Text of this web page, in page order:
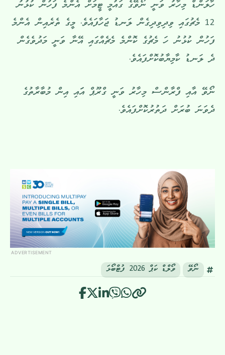
ހާލަންޑް މިހާރު ވަނީ ނޯވޭގެ ގައުމީ ޓީމަށް އެންމެ ފަހުން ކުޅުނު
12 މެޗުގައި ވިދިވިދިގެން ލަނޑު ޖަހާފައެވެ. މީގެ ތެރެއިން އެންމެ
ފަހުން ކުޅުނު ހަ މެޗުގެ ކޮންމެ މެޗެއްގައި އޭނާ ވަނީ މަދުވެގެން
ދެ ލަނޑު ކާމިޔާބުކޮށްފައެވެ.
ނޯވޭ އާއި ފްރާންސް މިހާރު ވަނީ ގްރޫޕް އަައި އިން މުބާރާތުގެ
ދެވަނަ ބުރަށް ދަތުރުކޮށްފައެވެ.
ADVERTISEMENT
ނޯވޭ ވޯލްޑް ކަޕް 2026 ފުޓްބޯޅަ